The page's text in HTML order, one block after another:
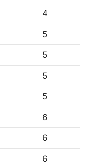
4
5
5
5
5
6
6
6